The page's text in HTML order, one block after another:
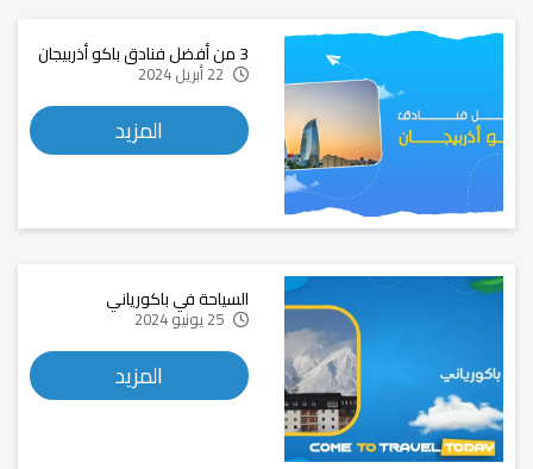
3 من أفضل فنادق باكو أذربيجان
المزيد
السياحة في باكورياني
المزيد